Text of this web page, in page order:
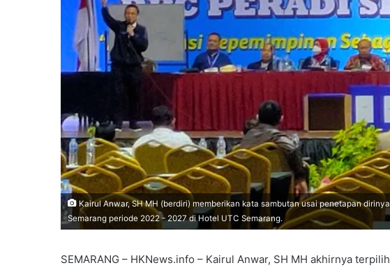
Kairul Anwar, SH MH (berdiri) memberikan kata sambutan usai penetapan
Semarang periode 2022 - 2027 di Hotel UTC Semarang.
SEMARANG – HKNews.info – Kairul Anwar, SH MH akhirnya